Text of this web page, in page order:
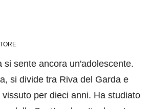
si sente ancora un'adolescente.
si divide tra Riva del Garda e
per dieci anni. Ha studiato